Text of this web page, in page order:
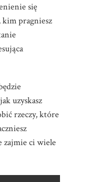
się
kim pragniesz
uzyskasz
rzeczy, które
zajmie ci wiele